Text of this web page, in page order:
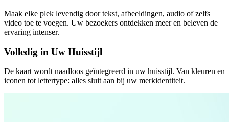
Maak elke plek levendig door tekst, afbeeldingen, audio of zelfs
video toe te voegen. Uw bezoekers ontdekken meer en beleven de
ervaring intenser.
Volledig in Uw Huisstijl
De kaart wordt naadloos geïntegreerd in uw huisstijl. Van kleuren en
iconen tot lettertype: alles sluit aan bij uw merkidentiteit.